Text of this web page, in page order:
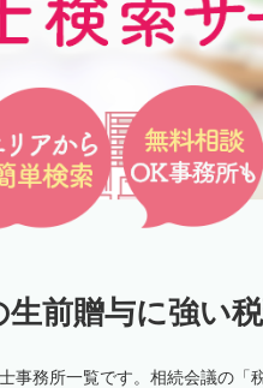
前贈与に強い
事務所一覧です。相続会議の「